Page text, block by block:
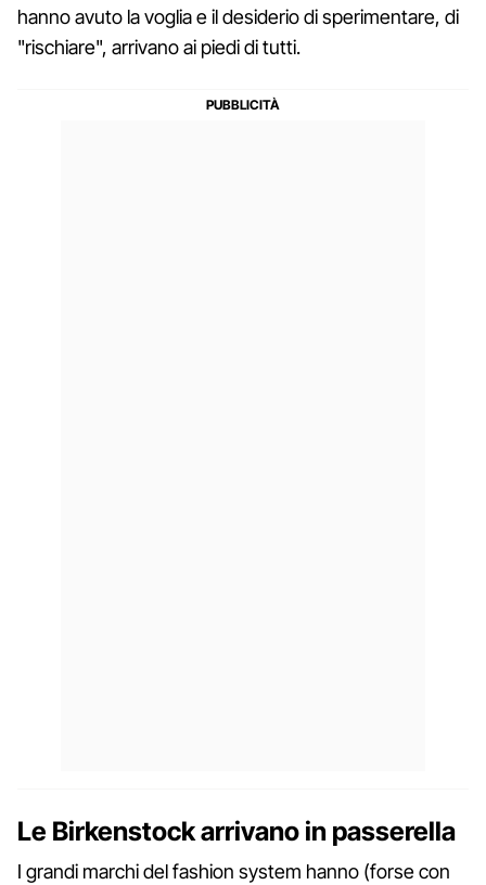
hanno avuto la voglia e il desiderio di sperimentare, di
"rischiare", arrivano ai piedi di tutti.
Le Birkenstock arrivano in passerella
I grandi marchi del fashion system hanno (forse con